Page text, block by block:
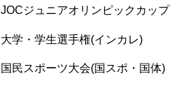
JOCジュニアオリンピックカップ
大学・学生選手権(インカレ)
国民スポーツ大会(国スポ・国体)